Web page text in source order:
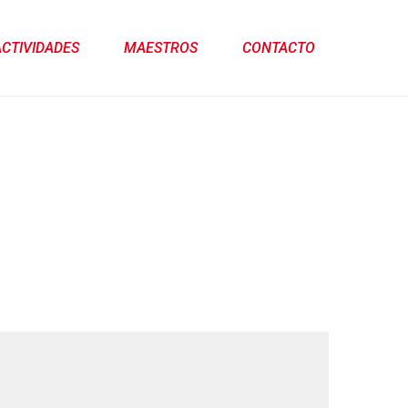
MAESTROS CONTACTO